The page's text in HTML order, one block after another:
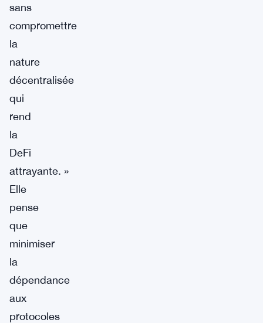
sans
compromettre
la
nature
décentralisée
qui
rend
la
DeFi
attrayante. »
Elle
pense
que
minimiser
la
dépendance
aux
protocoles